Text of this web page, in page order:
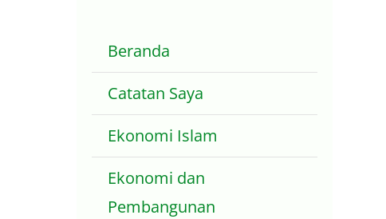
Beranda
Catatan Saya
Ekonomi Islam
Ekonomi dan
Pembangunan